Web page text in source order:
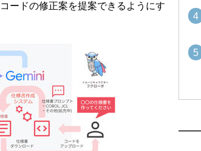
ードの修正案を提案できるようにす
4
5